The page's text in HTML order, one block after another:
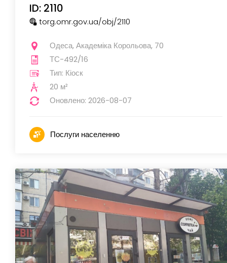
ID: 2110
torg.omr.gov.ua/obj/2110
Одеса, Академіка Корольова, 70
ТС-492/16
Тип: Кіоск
20 м²
Оновлено: 2026-08-07
Послуги населенню